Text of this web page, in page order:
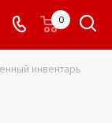
0
инвентарь